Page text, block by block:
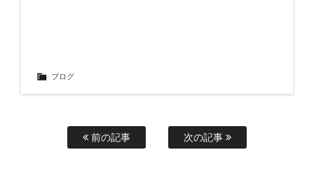
ブログ
前の記事 次の記事